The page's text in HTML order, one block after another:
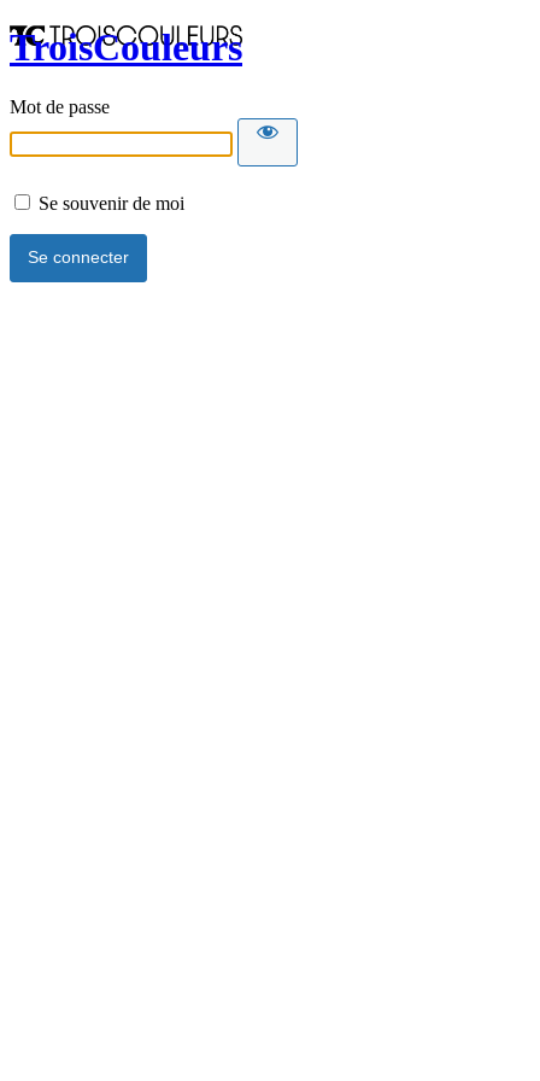
TroisCouleurs
Mot de passe
Se souvenir de moi